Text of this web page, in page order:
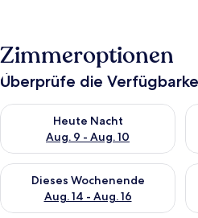
Zimmeroptionen
Überprüfe die
Heute Nacht
Aug. 9 - Aug. 10
Überprüfe die Verfügbarkeit für
Dieses Wochenende
Aug. 14 - Aug. 16
Überprüfe die Verfügbarkeit für